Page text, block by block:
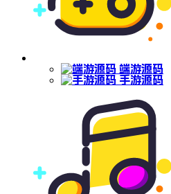
端游源码
手游源码